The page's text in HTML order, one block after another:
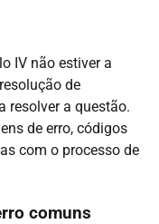
IV não estiver a
de
resolver a questão.
de erro, códigos
com o processo de
comuns